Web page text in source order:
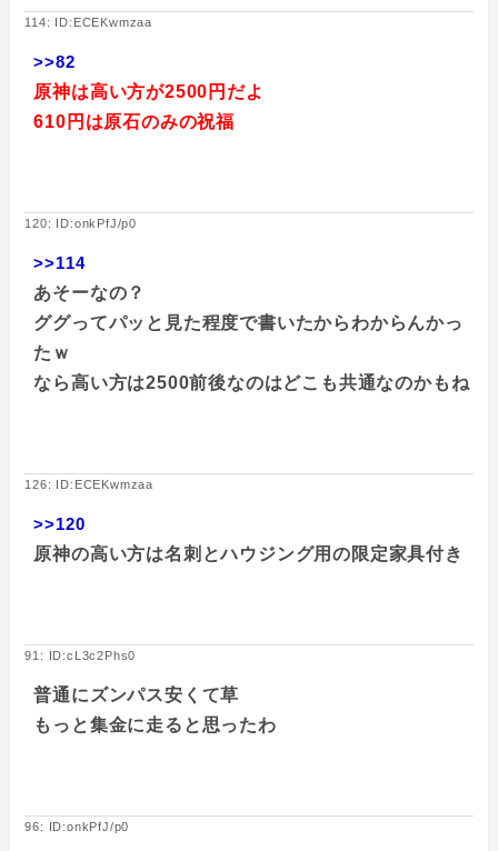
114: ID:ECEKwmzaa
>>82
原神は高い方が2500円だよ
610円は原石のみの祝福
120: ID:onkPfJ/p0
>>114
あそーなの？
ググってパッと見た程度で書いたからわからんかっ
たｗ
なら高い方は2500前後なのはどこも共通なのかもね
126: ID:ECEKwmzaa
>>120
原神の高い方は名刺とハウジング用の限定家具付き
91: ID:cL3c2Phs0
普通にズンパス安くて草
もっと集金に走ると思ったわ
96: ID:onkPfJ/p0